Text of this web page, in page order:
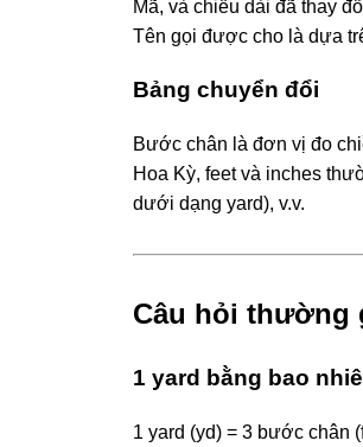
Mã, và chiều dài đã thay
Tên gọi được cho là dựa
Bảng chuyển đổi
Bước chân là đơn vị đo
Hoa Kỳ, feet và inches
dưới dạng yard), v.v.
Câu hỏi thường
1 yard bằng bao
1 yard (yd) = 3 bước chân